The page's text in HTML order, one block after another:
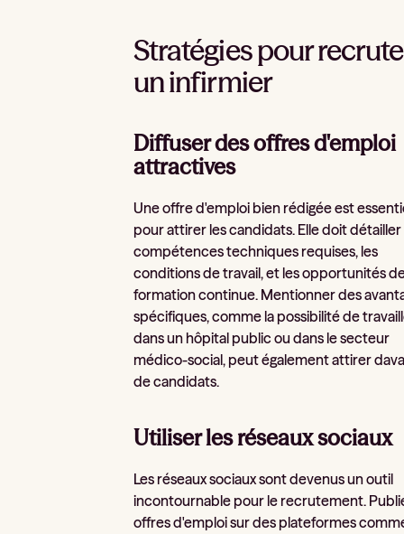
Stratégies pour
un infirmier
Diffuser des offres d'emploi
attractives
Une offre d'emploi bien rédigée est
pour attirer les candidats. Elle doit détailler
compétences techniques requises, les
conditions de travail, et les opportunités
formation continue. Mentionner des
spécifiques, comme la possibilité de
dans un hôpital public ou dans le secteur
médico-social, peut également attirer
de candidats.
Utiliser les réseaux sociaux
Les réseaux sociaux sont devenus un outil
incontournable pour le recrutement.
offres d'emploi sur des plateformes